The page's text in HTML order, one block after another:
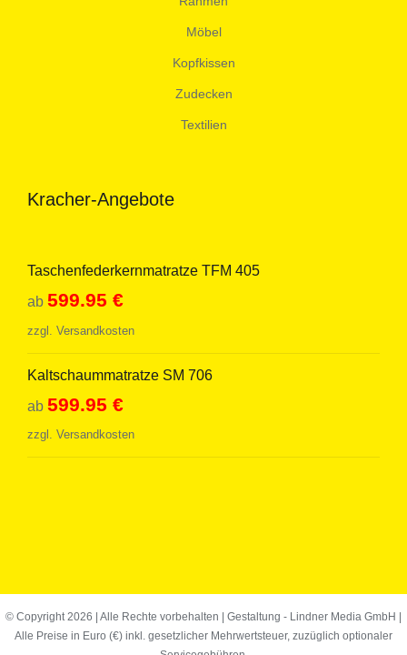
Möbel
Kopfkissen
Zudecken
Textilien
Kracher-Angebote
Taschenfederkernmatratze TFM 405
ab 599.95 €
zzgl. Versandkosten
Kaltschaummatratze SM 706
ab 599.95 €
zzgl. Versandkosten
© Copyright2026 | Alle Rechte vorbehalten | Gestaltung - Lindner Media GmbH
Alle Preise in Euro (€) inkl. gesetzlicher Mehrwertsteuer, zuzüglich optionaler